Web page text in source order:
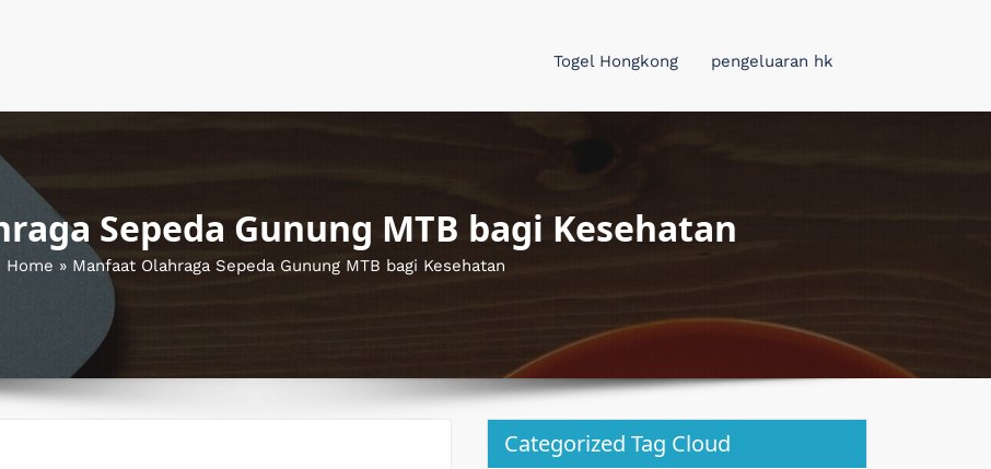
Togel Hongkong pengeluaran hk
Sepeda Gunung MTB bagi Kesehatan
Home » Manfaat Olahraga Sepeda Gunung MTB bagi Kesehatan
Categorized Tag Cloud